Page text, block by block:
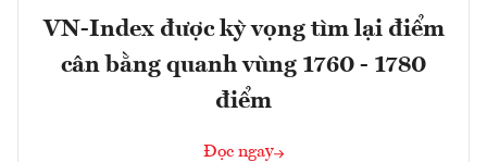
VN-Index được kỳ vọng tìm lại điểm
cân bằng quanh vùng 1760 - 1780
điểm
Đọc ngay